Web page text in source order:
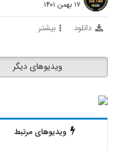
۱۷ بهمن ۱۴۰۱
دانلود بیشتر
ویدیوهای دیگر
ویدیوهای مرتبط